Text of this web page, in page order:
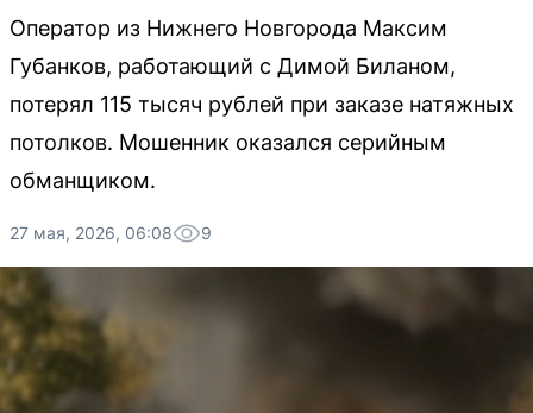
Оператор из Нижнего Новгорода Максим
Губанков, работающий с Димой Биланом,
потерял 115 тысяч рублей при заказе натяжных
потолков. Мошенник оказался серийным
обманщиком.
27 мая, 2026, 06:08 9